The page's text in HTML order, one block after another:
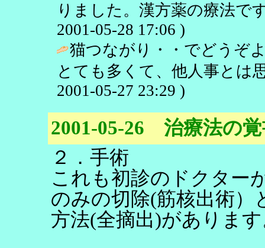
りました。漢方薬の療法で
2001-05-28 17:06 )
猫つながり・・でどうぞ
とても多くて、他人事とは
2001-05-27 23:29 )
2001-05-26 治療法の
２．手術
これも初診のドクター
のみの切除(筋核出術）
方法(全摘出)がありま